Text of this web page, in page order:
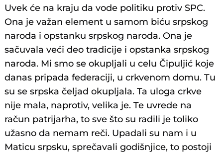
Uvek će na kraju da vode politiku protiv SPC.
Ona je važan element u samom biću srpskog
naroda i opstanku srpskog naroda. Ona je
sačuvala veći deo tradicije i opstanka srpskog
naroda. Mi smo se okupljali u celu Čipuljić koje
danas pripada federaciji, u crkvenom domu. Tu
su se srpska čeljad okupljala. Ta uloga crkve
nije mala, naprotiv, velika je. Te uvrede na
račun patrijarha, to sve što su radili je toliko
užasno da nemam reči. Upadali su nam i u
Maticu srpsku, sprečavali godišnjice, to postoji